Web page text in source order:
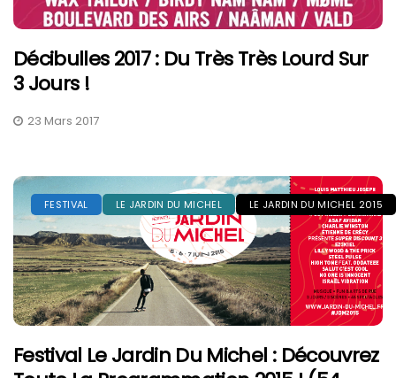
Décibulles 2017 : Du Très Très Lourd Sur
3 Jours !
23 Mars 2017
FESTIVAL LE JARDIN DU MICHEL LE JARDIN DU MICHEL 2015
Festival Le Jardin Du Michel : Découvrez